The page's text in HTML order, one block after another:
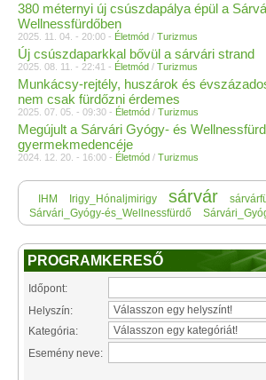
380 méternyi új csúszdapálya épül a
Wellnessfürdőben
2025. 11. 04. - 20:00 - Életmód / Turizmus
Új csúszdaparkkal bővül a sárvári strand
2025. 08. 11. - 22:41 - Életmód / Turizmus
Munkácsy-rejtély, huszárok és
nem csak fürdőzni érdemes
2025. 07. 05. - 09:30 - Életmód / Turizmus
Megújult a Sárvári Gyógy- és
gyermekmedencéje
2024. 12. 20. - 16:00 - Életmód / Turizmus
IHM Irigy_Hónaljmirigy sárvár
Sárvári_Gyógy-és_Wellnessfürdő
PROGRAMKERESŐ
Időpont:
Helyszín:
Kategória:
Esemény neve: